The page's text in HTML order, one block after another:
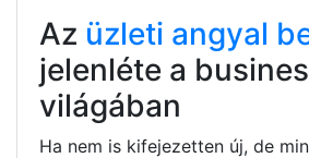
Az üzleti angyal
jelenléte a
világában
Ha nem is kifejezetten új, de